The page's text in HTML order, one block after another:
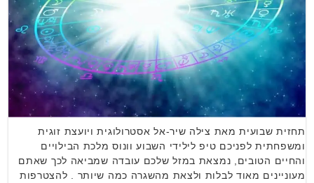
תחזית שבועית מאת צילה שיר-אל אסטרולוגית ויועצת זוגית
ומשפחתית לפניכם טיפ לילידי השבוע וונוס מלכת הבילויים
והחיים הטובים, נמצאת במזל שלכם עובדה שמביאה לכך שאתם
מעוניינים מאוד לבלות ולצאת מהשגרה כמה שיותר . להצטרפות